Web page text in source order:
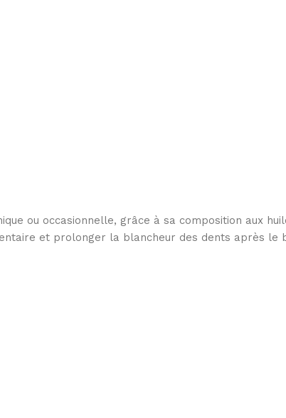
ou occasionnelle, grâce à sa composition aux
et prolonger la blancheur des dents après le